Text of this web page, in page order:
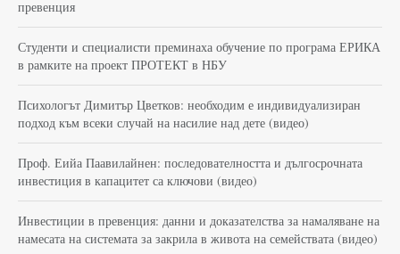
превенция
Студенти и специалисти преминаха обучение по програма ЕРИКА
в рамките на проект ПРОТЕКТ в НБУ
Психологът Димитър Цветков: необходим е индивидуализиран
подход към всеки случай на насилие над дете (видео)
Проф. Еийа Паавилайнен: последователността и дългосрочната
инвестиция в капацитет са ключови (видео)
Инвестиции в превенция: данни и доказателства за намаляване на
намесата на системата за закрила в живота на семействата (видео)